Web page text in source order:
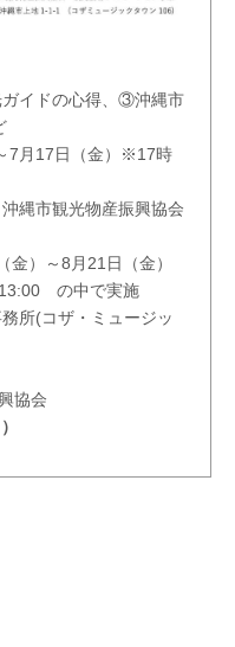
イドの心得、③沖縄市
7月17日（金）※17時
観光物産振興協会
金）～8月21日（金）
の中で実施
所(コザ・ミュージッ
協会